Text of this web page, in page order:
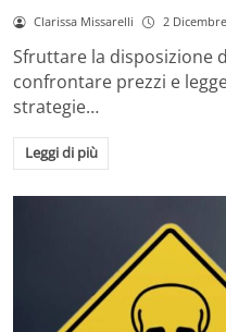
Clarissa Missarelli 2
Sfruttare la disposizione
confrontare prezzi e
strategie…
Leggi di più